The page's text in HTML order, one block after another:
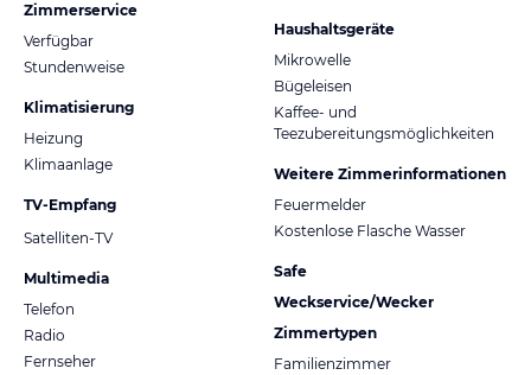
Zimmerservice
Verfügbar
Stundenweise
Klimatisierung
Heizung
Klimaanlage
TV-Empfang
Satelliten-TV
Multimedia
Telefon
Radio
Fernseher
Haushaltsgeräte
Mikrowelle
Bügeleisen
Kaffee- und
Teezubereitungsmöglichkeiten
Weitere Zimmerinformationen
Feuermelder
Kostenlose Flasche Wasser
Safe
Weckservice/Wecker
Zimmertypen
Familienzimmer